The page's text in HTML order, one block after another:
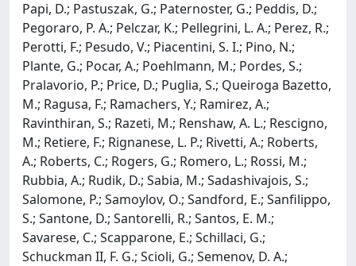
Papi, D.; Pastuszak, G.; Paternoster, G.; Peddis, D.;
Pegoraro, P. A.; Pelczar, K.; Pellegrini, L. A.; Perez, R.;
Perotti, F.; Pesudo, V.; Piacentini, S. I.; Pino, N.;
Plante, G.; Pocar, A.; Poehlmann, M.; Pordes, S.;
Pralavorio, P.; Price, D.; Puglia, S.; Queiroga Bazetto,
M.; Ragusa, F.; Ramachers, Y.; Ramirez, A.;
Ravinthiran, S.; Razeti, M.; Renshaw, A. L.; Rescigno,
M.; Retiere, F.; Rignanese, L. P.; Rivetti, A.; Roberts,
A.; Roberts, C.; Rogers, G.; Romero, L.; Rossi, M.;
Rubbia, A.; Rudik, D.; Sabia, M.; Sadashivajois, S.;
Salomone, P.; Samoylov, O.; Sandford, E.; Sanfilippo,
S.; Santone, D.; Santorelli, R.; Santos, E. M.;
Savarese, C.; Scapparone, E.; Schillaci, G.;
Schuckman II, F. G.; Scioli, G.; Semenov, D. A.;